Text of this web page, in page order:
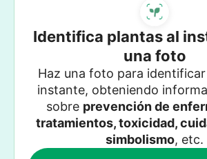
Identifica plantas al
una foto
Haz una foto para
instante, obteniendo
sobre prevención de
tratamientos, toxicidad,
simbolismo, etc.